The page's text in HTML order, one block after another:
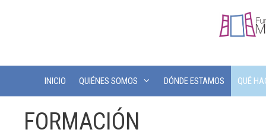
INICIO QUIÉNES SOMOS DÓNDE ESTAMOS QUÉ
FORMACIÓN